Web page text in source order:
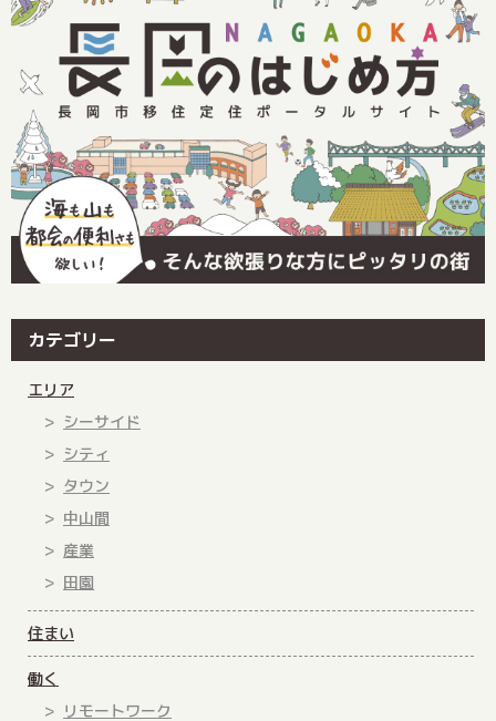
カテゴリー
エリア
シーサイド
シティ
タウン
中山間
産業
田園
住まい
働く
リモートワーク